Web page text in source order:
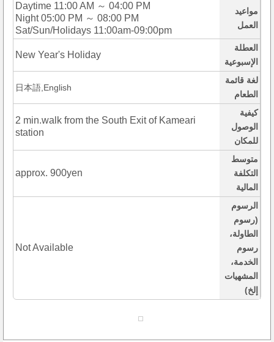
مواعيد
العمل
Daytime 11:00 AM ～ 04:00 PM
Night 05:00 PM ～ 08:00 PM
Sat/Sun/Holidays 11:00am-09:00pm
العطلة
الإسبوعية
New Year's Holiday
لغة قائمة
الطعام
日本語,English
كيفية
الوصول
للمكان
2 min.walk from the South Exit of Kameari
station
متوسط
التكلفة
المالية
approx. 900yen
الرسوم
(رسوم
الطاولة،
رسوم
الخدمة،
المشهيات
إلخ)
Not Available